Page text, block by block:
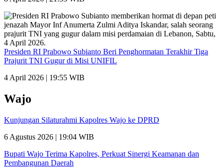
Presiden RI Prabowo Subianto Beri Penghormatan Terakhir Tiga
Prajurit TNI Gugur di Misi UNIFIL
4 April 2026 | 19:55 WIB
Wajo
Kunjungan Silaturahmi Kapolres Wajo ke DPRD
6 Agustus 2026 | 19:04 WIB
Bupati Wajo Terima Kapolres, Perkuat Sinergi Keamanan dan
Pembangunan Daerah